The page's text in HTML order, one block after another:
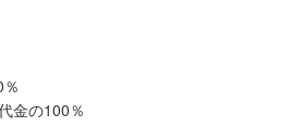
金の100％